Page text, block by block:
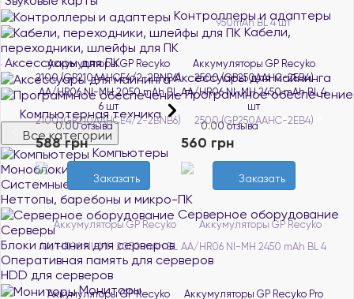
Контроллеры и адаптеры
Кабели,
переходники, шлейфы для ПК
Аксессуары для ПК
Аксессуары для майнинга
Программное обеспечение
Компьютерная техника
Все категории
Компьютеры
Моноблоки
Системные блоки
Неттопы, баребоны и микро-ПК
Серверное оборудование
Серверы
Блоки питания для серверов
Оперативная память для серверов
HDD для серверов
Мониторы
Аккумуляторы GP Recyko
2100 (GP210AAHCE4/2-2BNB6)
AA/HR06 NI-MH 2050 mAh BL
6 шт
0.00 отзыва
Нет в наличии
588 грн
Заказать
Аккумуляторы GP Recyko
2500 (GP250AAHC-2EB4)
AA/HR06 NI-MH 2450 mAh BL 4
шт
0.00 отзыва
Нет в наличии
560 грн
Заказать
Аккумуляторы GP Recyko
Аккумуляторы GP Recyko Pro